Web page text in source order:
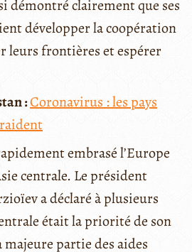
démontré clairement que ses
développer la coopération
leurs frontières et espérer
:Coronavirus : les pays
embrasé l’Europe
centrale. Le président
a déclaré à plusieurs
était la priorité de son
majeure partie des aides